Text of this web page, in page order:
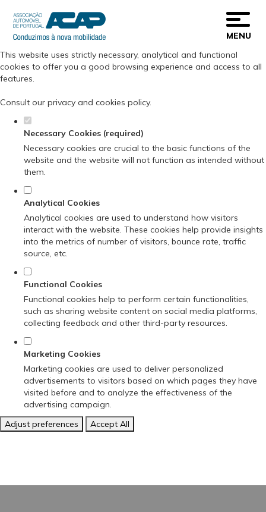
Set your cookie preferences for this
website.
This website uses strictly necessary, analytical and functional
cookies to offer you a good browsing experience and access to all
features.
Consult our privacy and cookies policy.
Necessary Cookies (required)
Necessary cookies are crucial to the basic functions of the
website and the website will not function as intended without
them.
Analytical Cookies
Analytical cookies are used to understand how visitors
interact with the website. These cookies help provide insights
into the metrics of number of visitors, bounce rate, traffic
source, etc.
Functional Cookies
Functional cookies help to perform certain functionalities,
such as sharing website content on social media platforms,
collecting feedback and other third-party resources.
Marketing Cookies
Marketing cookies are used to deliver personalized
advertisements to visitors based on which pages they have
visited before and to analyze the effectiveness of the
advertising campaign.
Adjust preferences
Accept All
MENU